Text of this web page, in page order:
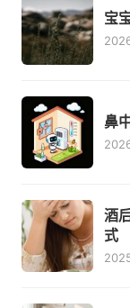
宝
鼻
酒
式